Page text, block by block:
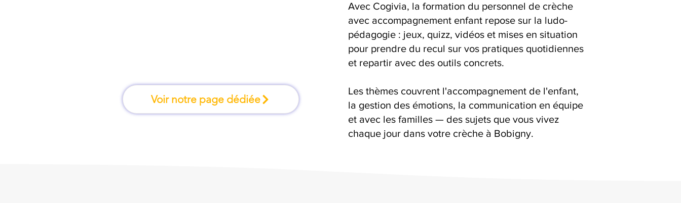
Voir notre page dédiée
Avec Cogivia, la formation du personnel de crèche
avec accompagnement enfant repose sur la ludo-
pédagogie : jeux, quizz, vidéos et mises en situation
pour prendre du recul sur vos pratiques quotidiennes
et repartir avec des outils concrets.
Les thèmes couvrent l'accompagnement de l'enfant,
la gestion des émotions, la communication en équipe
et avec les familles — des sujets que vous vivez
chaque jour dans votre crèche à Bobigny.